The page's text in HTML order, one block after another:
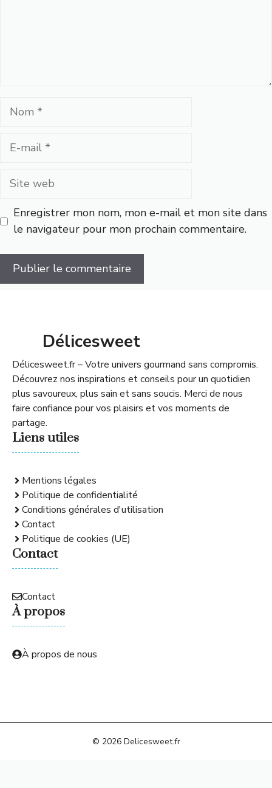
Nom
Site
Enregistrer mon nom, mon e-mail et mon site dans
le navigateur pour mon prochain commentaire.
Délicesweet
Délicesweet.fr – Votre univers gourmand sans compromis.
Découvrez nos inspirations et conseils pour un quotidien
plus savoureux, plus sain et sans soucis. Merci de nous
faire confiance pour vos plaisirs et vos moments de
partage.
Liens utiles
Mentions légales
Politique de confidentialité
Conditions générales d'utilisation
Contact
Politique de cookies (UE)
Contact
Contact
À propos
À propos de nous
© 2026 Delicesweet.fr